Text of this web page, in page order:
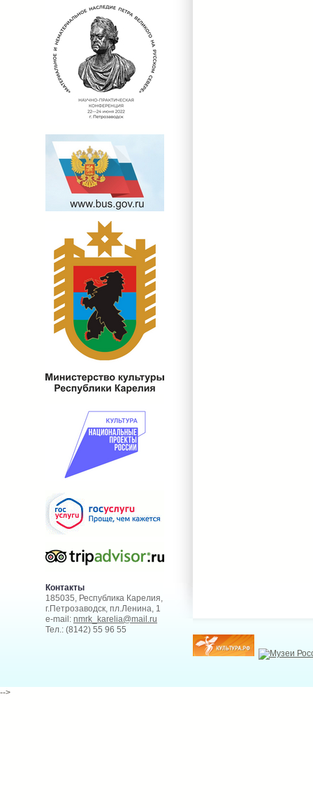
Контакты
185035, Республика Карелия,
г.Петрозаводск, пл.Ленина, 1
e-mail: nmrk_karelia@mail.ru
Тел.: (8142) 55 96 55
-->